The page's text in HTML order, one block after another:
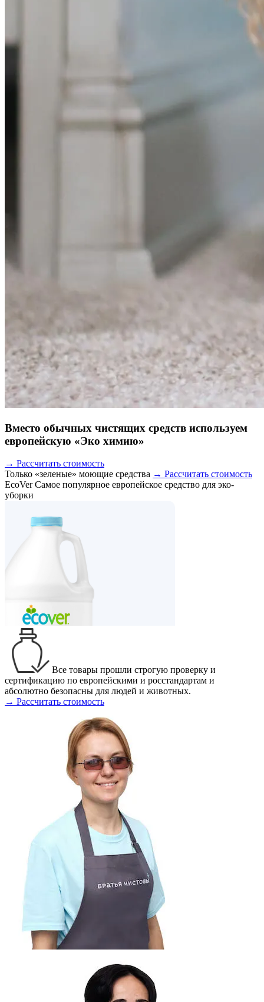
Вместо обычных чистящих средств используем
европейскую «Эко химию»
→ Рассчитать стоимость
Только «зеленые» моющие средства → Рассчитать стоимость
EcoVer Самое популярное европейское средство для эко-
уборки
Все товары прошли строгую проверку и
сертификацию по европейскими и росстандартам и
абсолютно безопасны для людей и животных.
→ Рассчитать стоимость